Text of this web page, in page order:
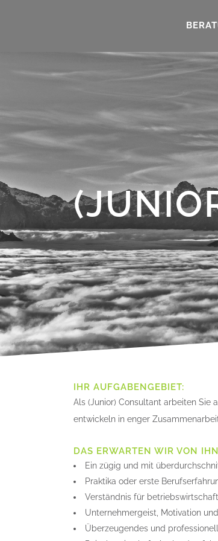
IHR AUFGABENGEBIET:
Als (Junior) Consultant arbeiten Sie
entwickeln in enger
DAS ERWARTEN WIR VON
Ein zügig und mit
Praktika oder erste
Verständnis für
Unternehmergeist, Motivation
Überzeugendes und